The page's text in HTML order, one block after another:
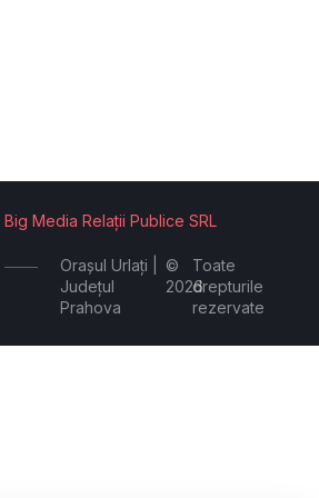
Orașul Urlați |
Județul
Prahova
©
2026
Toate
drepturile
rezervate
Big Media Relații Publice SRL